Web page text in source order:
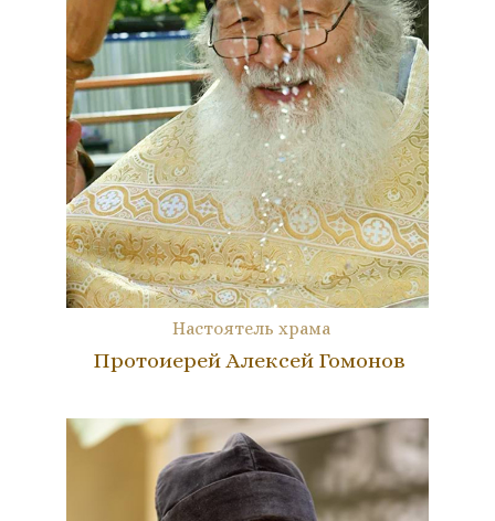
Настоятель храма
Протоиерей Алексей Гомонов